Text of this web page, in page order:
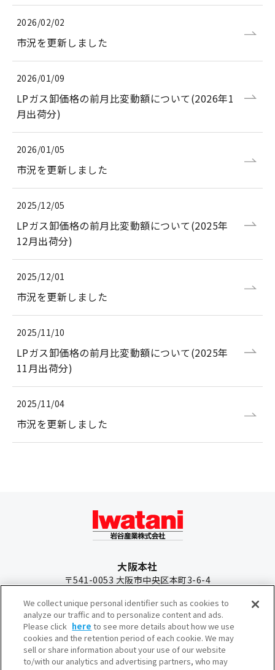
2026/02/02
市況を更新しました
2026/01/09
LPガス卸価格の前月比変動額について(2026年1
月出荷分)
2026/01/05
市況を更新しました
2025/12/05
LPガス卸価格の前月比変動額について(2025年
12月出荷分)
2025/12/01
市況を更新しました
2025/11/10
LPガス卸価格の前月比変動額について(2025年
11月出荷分)
2025/11/04
市況を更新しました
大阪本社
〒541-0053 大阪市中央区本町3-6-4
生活総合サービス部(店舗・業務用施設)
TEL：06-7637-3176
産業エネルギー部(工業用・産業用・冷媒(R290))
TEL：06-7637-3270
We collect unique personal identifier such as cookies to
analyze our traffic and to personalize content and ads.
Please click here to see more details about how we use
cookies and the retention period of each cookie. We may
sell or share information about your use of our website
to/with our analytics and advertising partners, who may